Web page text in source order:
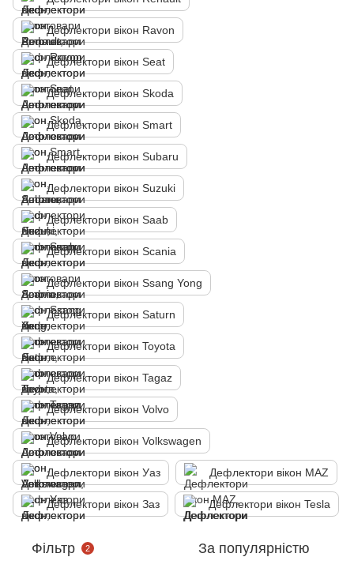
Дефлектори вікон Ravon
Дефлектори вікон Seat
Дефлектори вікон Skoda
Дефлектори вікон Smart
Дефлектори вікон Subaru
Дефлектори вікон Suzuki
Дефлектори вікон Saab
Дефлектори вікон Scania
Дефлектори вікон Ssang Yong
Дефлектори вікон Saturn
Дефлектори вікон Toyota
Дефлектори вікон Tagaz
Дефлектори вікон Volvo
Дефлектори вікон Volkswagen
Дефлектори вікон Уаз Дефлектори вікон MAZ
Дефлектори вікон Заз Дефлектори вікон Tesla
Фільтр 2 За популярністю